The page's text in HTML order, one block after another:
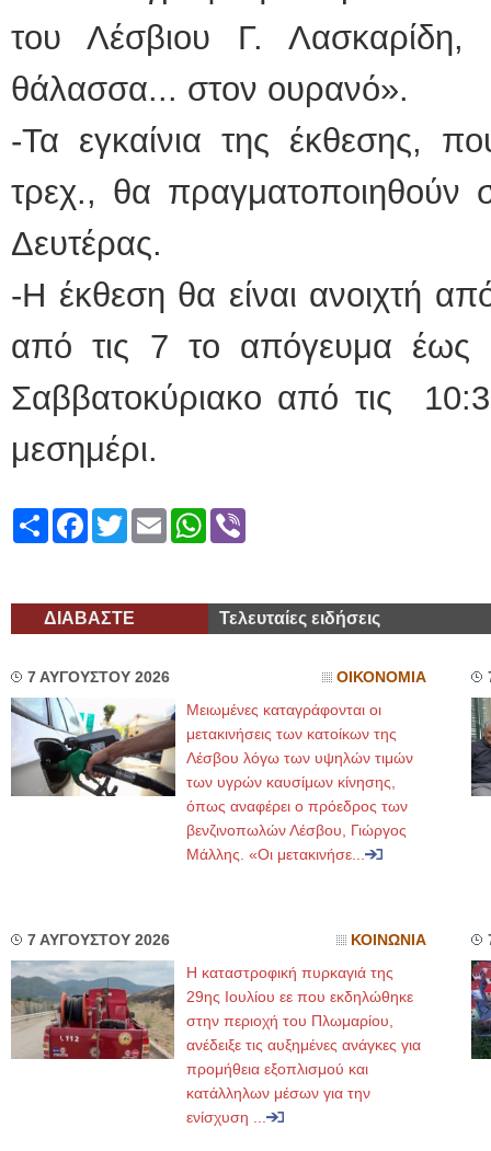
του Λέσβιου Γ.
θάλασσα... στον ουρανό».
-Τα εγκαίνια της έκθεσης,
τρεχ., θα πραγματοποιηθούν
Δευτέρας.
-Η έκθεση θα είναι ανοιχτή
από τις 7 το απόγευμα έως
Σαββατοκύριακο από τις
μεσημέρι.
ShareFacebook
TwitterEmailWhatsApp
ΔΙΑΒΑΣΤΕ Τελευταίες ειδήσεις
7 ΑΥΓΟΥΣΤΟΥ 2026 ΟΙΚΟΝΟΜΙΑ
Μειωμένες καταγράφονται οι
μετακινήσεις των κατοίκων της
Λέσβου λόγω των υψηλών τιμών
των υγρών καυσίμων κίνησης,
όπως αναφέρει ο πρόεδρος των
βενζινοπωλών Λέσβου, Γιώργος
Μάλλης. «Οι μετακινήσε...
7 ΑΥΓΟΥΣΤΟΥ 2026 ΚΟΙΝΩΝΙΑ
Η καταστροφική πυρκαγιά της
29ης Ιουλίου εε που εκδηλώθηκε
στην περιοχή του Πλωμαρίου,
ανέδειξε τις αυξημένες ανάγκες για
προμήθεια εξοπλισμού και
κατάλληλων μέσων για την
ενίσχυση ...